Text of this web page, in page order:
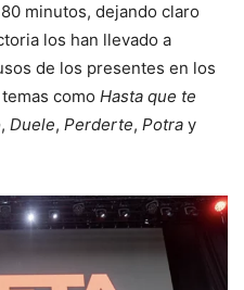
minutos, dejando claro
los han llevado a
de los presentes en los
temas como Hasta que te
, Duele, Perderte, Potra y